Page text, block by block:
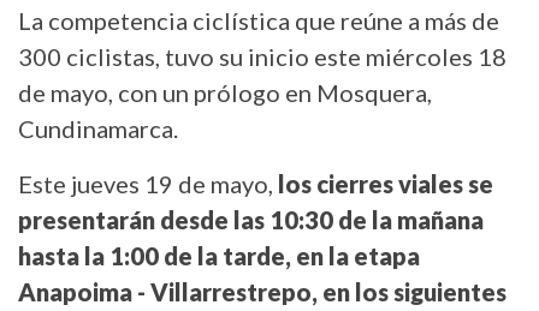
La competencia ciclística que reúne a más de
300 ciclistas, tuvo su inicio este miércoles 18
de mayo, con un prólogo en Mosquera,
Cundinamarca.
Este jueves 19 de mayo, los cierres viales se
presentarán desde las 10:30 de la mañana
hasta la 1:00 de la tarde, en la etapa
Anapoima - Villarrestrepo, en los siguientes